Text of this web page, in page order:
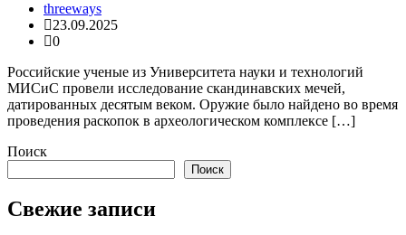
threeways
23.09.2025
0
Российские ученые из Университета науки и технологий
МИСиС провели исследование скандинавских мечей,
датированных десятым веком. Оружие было найдено во время
проведения раскопок в археологическом комплексе […]
Поиск
Поиск
Свежие записи